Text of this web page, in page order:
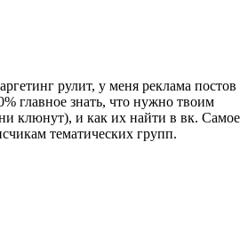
рулит, у меня реклама постов
главное знать, что нужно твоим
клюнут), и как их найти в вк. Самое
тематических групп.